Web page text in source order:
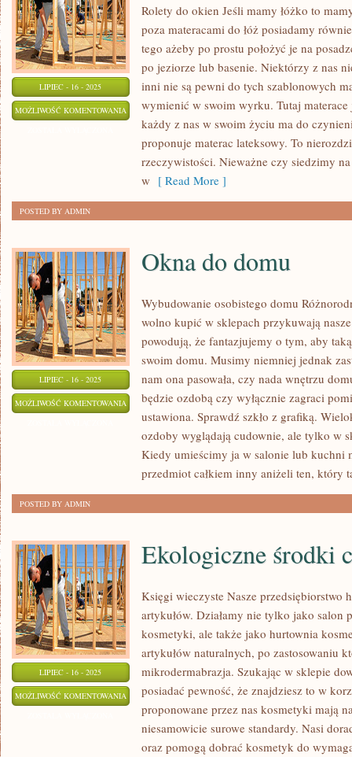
LIPIEC - 16 - 2025
MOŻLIWOŚĆ KOMENTOWANIA ROLETY
OKIEN
Rolety do okien Jeśli mamy łóżko to
poza materacami do łóż posiadamy
tego ażeby po prostu położyć je na
po jeziorze lub basenie. Niektórzy z nas
inni nie są pewni do tych szablonowych
wymienić w swoim wyrku. Tutaj
każdy z nas w swoim życiu ma do
proponuje materac lateksowy. To
rzeczywistości. Nieważne czy siedzimy
w [ Read More ]
POSTED BY ADMIN
LIPIEC - 16 - 2025
MOŻLIWOŚĆ KOMENTOWANIA OKNA
DOMU
Okna do domu
Wybudowanie osobistego domu
wolno kupić w sklepach przykuwają
powodują, że fantazjujemy o tym, aby
swoim domu. Musimy niemniej jednak
nam ona pasowała, czy nada wnętrzu
będzie ozdobą czy wyłącznie zagraci
ustawiona. Sprawdź szkło z grafiką.
ozdoby wyglądają cudownie, ale tylko w
Kiedy umieścimy ja w salonie lub kuchni
przedmiot całkiem inny aniżeli ten, który
POSTED BY ADMIN
LIPIEC - 16 - 2025
MOŻLIWOŚĆ KOMENTOWANIA EKOLOGICZNE
ŚRODKI
CZYSTOŚCI
Ekologiczne środki
Księgi wieczyste Nasze przedsiębiorstwo
artykułów. Działamy nie tylko jako salon
kosmetyki, ale także jako hurtownia
artykułów naturalnych, po zastosowaniu
mikrodermabrazja. Szukając w sklepie
posiadać pewność, że znajdziesz to w
proponowane przez nas kosmetyki mają
niesamowicie surowe standardy. Nasi
oraz pomogą dobrać kosmetyk do